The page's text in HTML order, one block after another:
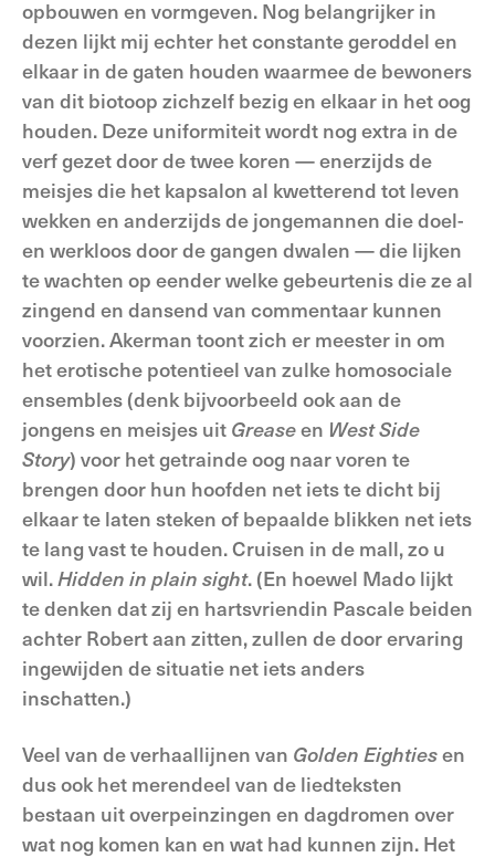
opbouwen en vormgeven. Nog belangrijker in
dezen lijkt mij echter het constante geroddel en
elkaar in de gaten houden waarmee de bewoners
van dit biotoop zichzelf bezig en elkaar in het oog
houden. Deze uniformiteit wordt nog extra in de
verf gezet door de twee koren — enerzijds de
meisjes die het kapsalon al kwetterend tot leven
wekken en anderzijds de jongemannen die doel-
en werkloos door de gangen dwalen — die lijken
te wachten op eender welke gebeurtenis die ze al
zingend en dansend van commentaar kunnen
voorzien. Akerman toont zich er meester in om
het erotische potentieel van zulke homosociale
ensembles (denk bijvoorbeeld ook aan de
jongens en meisjes uit Greaseen West Side
Story) voor het getrainde oog naar voren te
brengen door hun hoofden net iets te dicht bij
elkaar te laten steken of bepaalde blikken net iets
te lang vast te houden. Cruisen in de mall, zo u
wil.Hidden in plain sight. (En hoewel Mado lijkt
te denken dat zij en hartsvriendin Pascale beiden
achter Robert aan zitten, zullen de door ervaring
ingewijden de situatie net iets anders
inschatten.)
Veel van de verhaallijnen van Golden Eightiesen
dus ook het merendeel van de liedteksten
bestaan uit overpeinzingen en dagdromen over
wat nog komen kan en wat had kunnen zijn. Het